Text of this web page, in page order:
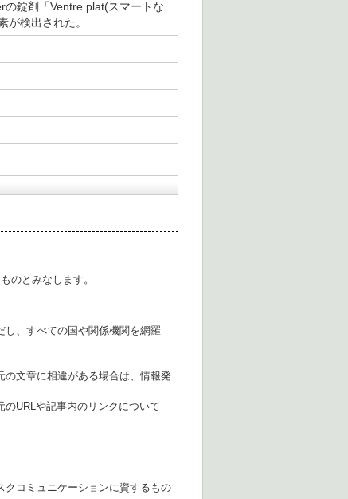
錠剤「Ventre plat(スマートな
が検出された。
のとみなします。
、すべての国や関係機関を網羅
文章に相違がある場合は、情報発
URLや記事内のリンクについて
コミュニケーションに資するもの